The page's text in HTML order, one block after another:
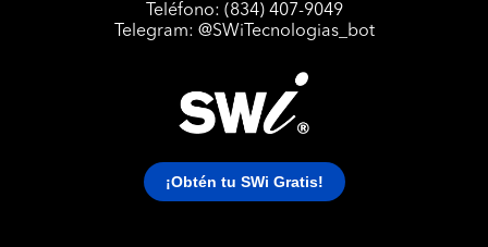
Teléfono: (834) 407-9049
Telegram: @SWiTecnologias_bot
¡Obtén tu SWi Gratis!